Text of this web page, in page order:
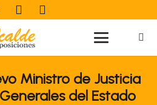
Ministro de Justicia
del Estado